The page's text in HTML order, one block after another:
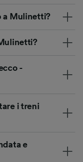
a Mulinetti?
-
i treni
e